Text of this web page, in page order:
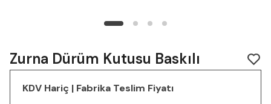
Zurna Dürüm Kutusu Baskılı
KDV Hariç | Fabrika Teslim Fiyatı